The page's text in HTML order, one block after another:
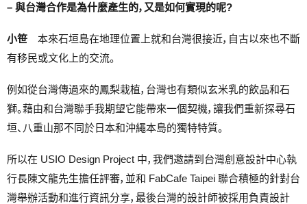
– 與台灣合作是為什麼產生的，又是如何實現的呢?
小笹 本來石垣島在地理位置上就和台灣很接近，自古以來也不斷
有移民或文化上的交流。
例如從台灣傳過來的鳳梨栽植，台灣也有類似玄米乳的飲品和石
獅。藉由和台灣聯手我期望它能帶來一個契機，讓我們重新探尋石
垣、八重山那不同於日本和沖繩本島的獨特特質。
所以在 USIO Design Project 中，我們邀請到台灣創意設計中心執
行長陳文龍先生擔任評審，並和 FabCafe Taipei 聯合積極的針對台
灣舉辦活動和進行資訊分享，最後台灣的設計師被採用負責設計